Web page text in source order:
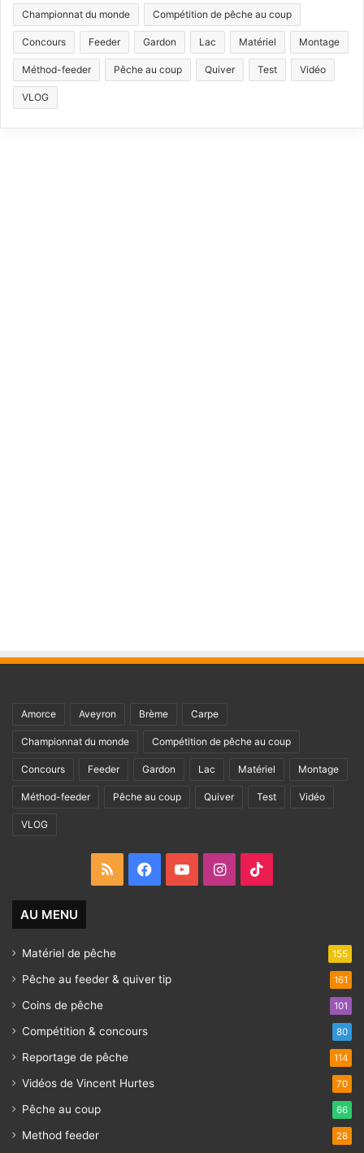
e
b
o
T
t
g
T
o
k
Championnat du monde Compétition de pêche au coup
Concours Feeder Gardon Lac Matériel Montage
Méthod-feeder Pêche au coup Quiver Test Vidéo
VLOG
Amorce Aveyron Brème Carpe
Championnat du monde Compétition de pêche au coup
Concours Feeder Gardon Lac Matériel Montage
Méthod-feeder Pêche au coup Quiver Test Vidéo
VLOG
RSS FacebookYouTubeInstagram
AU MENU
Matériel de pêche 155
Pêche au feeder & quiver tip 161
Coins de pêche 101
Compétition & concours 80
Reportage de pêche 114
Vidéos de Vincent Hurtes 70
Pêche au coup 66
Method feeder 28